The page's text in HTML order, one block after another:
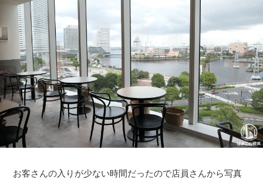
お客さんの入りが少ない時間だったので店員さんから写真